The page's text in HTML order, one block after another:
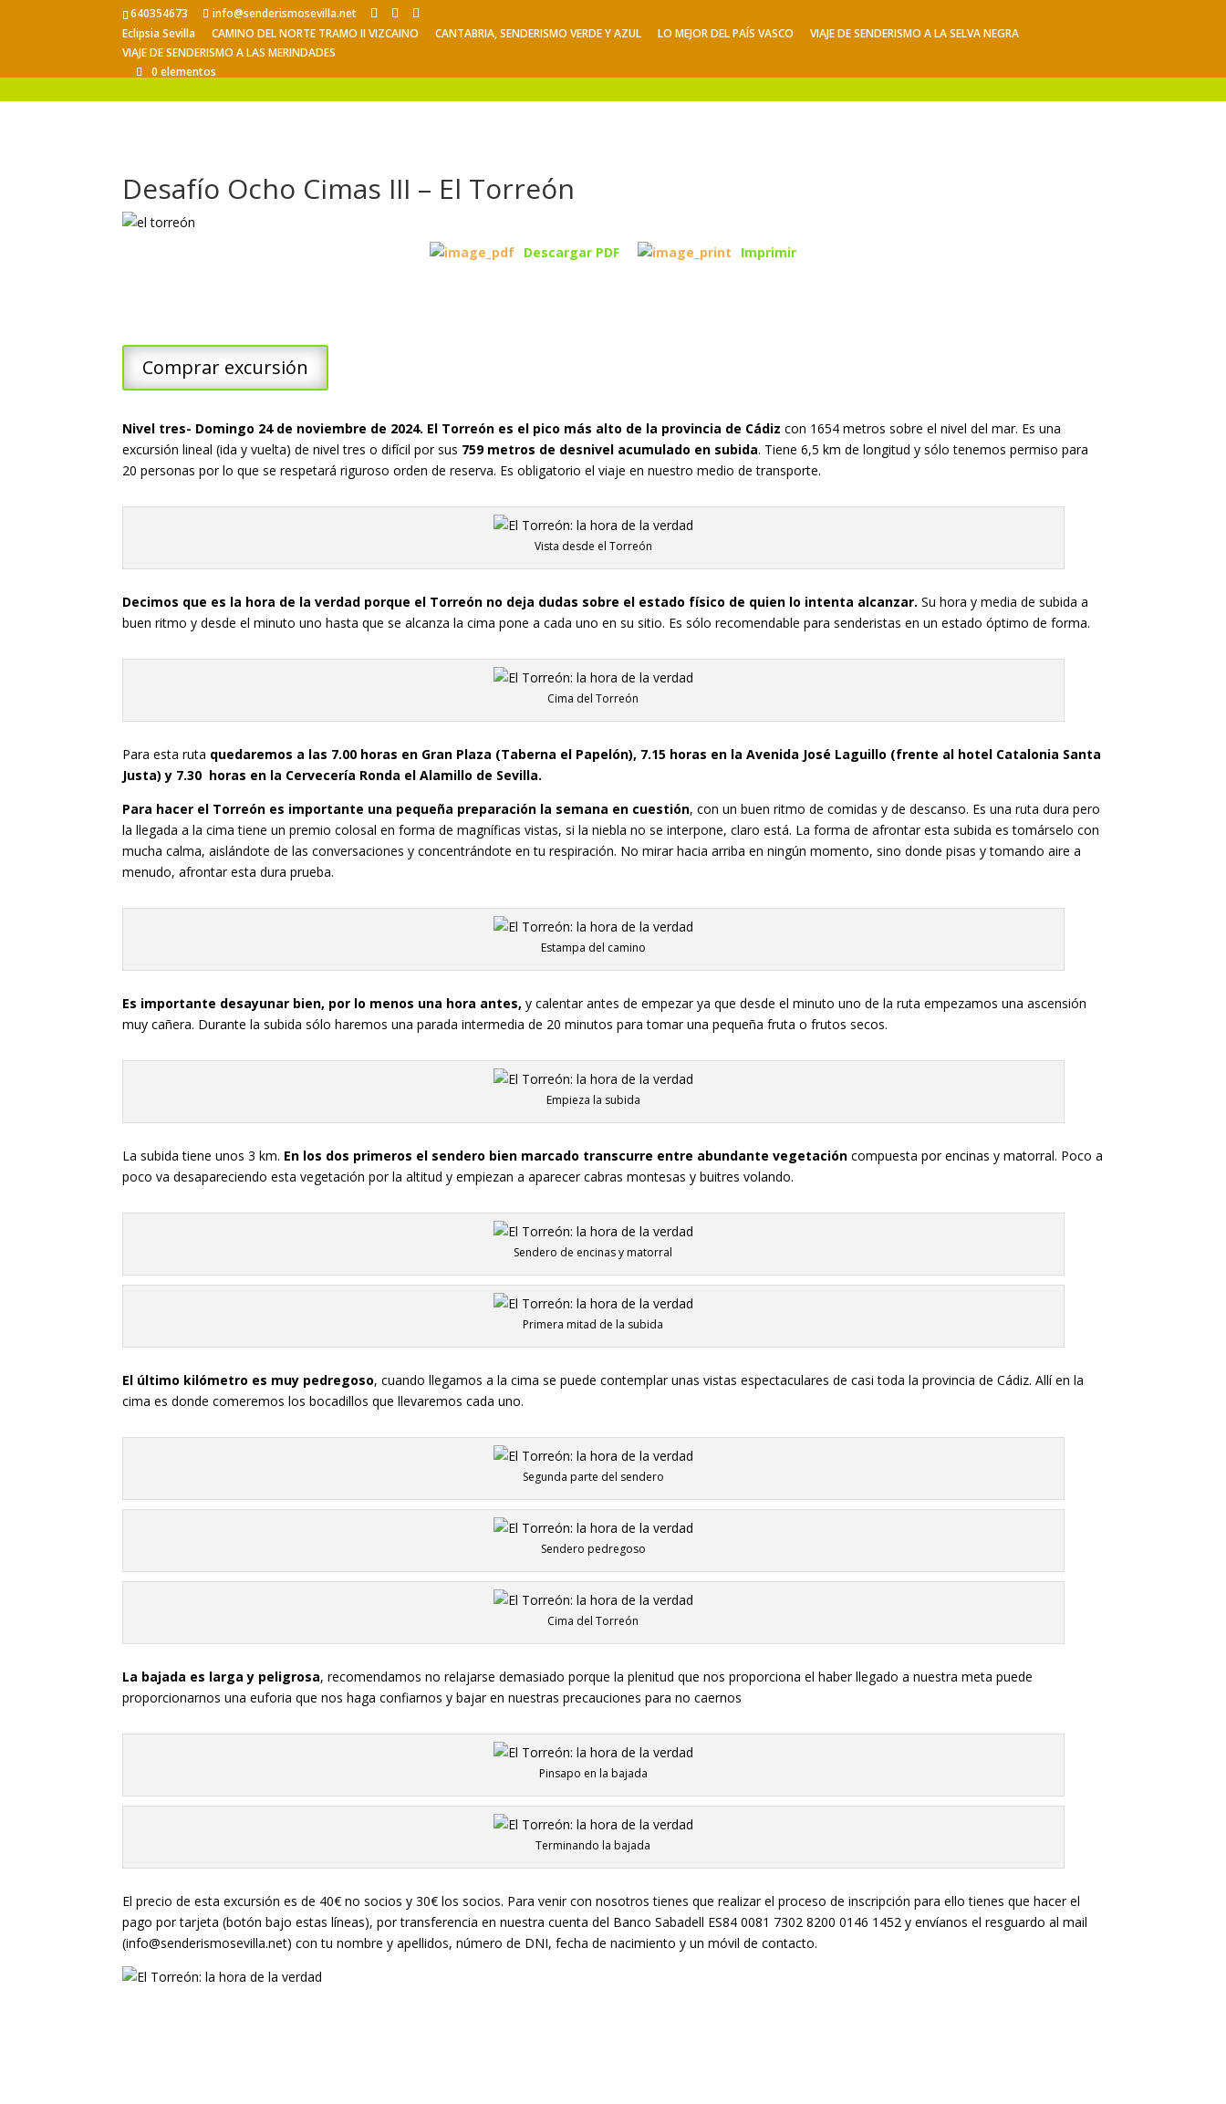
640354673
info@senderismosevilla.net
Eclipsia Sevilla
CAMINO DEL NORTE TRAMO II VIZCAINO CANTABRIA, SENDERISMO VERDE Y AZUL LO MEJOR DEL PAÍS VASCO
VIAJE DE SENDERISMO A LA SELVA NEGRA
VIAJE DE SENDERISMO A LAS MERINDADES
0 elementos
Desafío Ocho Cimas III – El Torreón
Descargar PDF Imprimir
Comprar excursión
Nivel tres- Domingo 24 de noviembre de 2024. El Torreón es el pico más alto de la provincia de Cádizcon 1654 metros sobre el nivel del mar. Es una
excursión lineal (ida y vuelta) de nivel tres o difícil por sus 759 metros de desnivel acumulado en subida. Tiene 6,5 km de longitud y sólo tenemos permiso para
20 personas por lo que se respetará riguroso orden de reserva. Es obligatorio el viaje en nuestro medio de transporte.
Vista desde el Torreón
Decimos que es la hora de la verdad porque el Torreón no deja dudas sobre el estado físico de quien lo intenta alcanzar. Su hora y media de subida a
buen ritmo y desde el minuto uno hasta que se alcanza la cima pone a cada uno en su sitio. Es sólo recomendable para senderistas en un estado óptimo de forma.
Cima del Torreón
Para esta ruta quedaremos a las 7.00 horas en Gran Plaza (Taberna el Papelón), 7.15 horas en la Avenida José Laguillo (frente al hotel Catalonia Santa
Justa) y 7.30 horas en la Cervecería Ronda el Alamillo de Sevilla.
Para hacer el Torreón es importante una pequeña preparación la semana en cuestión, con un buen ritmo de comidas y de descanso. Es una ruta dura pero
la llegada a la cima tiene un premio colosal en forma de magníficas vistas, si la niebla no se interpone, claro está. La forma de afrontar esta subida es tomárselo con
mucha calma, aislándote de las conversaciones y concentrándote en tu respiración. No mirar hacia arriba en ningún momento, sino donde pisas y tomando aire a
menudo, afrontar esta dura prueba.
Estampa del camino
Es importante desayunar bien, por lo menos una hora antes, y calentar antes de empezar ya que desde el minuto uno de la ruta empezamos una ascensión
muy cañera. Durante la subida sólo haremos una parada intermedia de 20 minutos para tomar una pequeña fruta o frutos secos.
Empieza la subida
La subida tiene unos 3 km. En los dos primeros el sendero bien marcado transcurre entre abundante vegetación compuesta por encinas y matorral. Poco a
poco va desapareciendo esta vegetación por la altitud y empiezan a aparecer cabras montesas y buitres volando.
Sendero de encinas y matorral
Primera mitad de la subida
El último kilómetro es muy pedregoso, cuando llegamos a la cima se puede contemplar unas vistas espectaculares de casi toda la provincia de Cádiz. Allí en la
cima es donde comeremos los bocadillos que llevaremos cada uno.
Segunda parte del sendero
Sendero pedregoso
Cima del Torreón
La bajada es larga y peligrosa, recomendamos no relajarse demasiado porque la plenitud que nos proporciona el haber llegado a nuestra meta puede
proporcionarnos una euforia que nos haga confiarnos y bajar en nuestras precauciones para no caernos
Pinsapo en la bajada
Terminando la bajada
El precio de esta excursión es de 40€ no socios y 30€ los socios. Para venir con nosotros tienes que realizar el proceso de inscripción para ello tienes que hacer el
pago por tarjeta (botón bajo estas líneas), por transferencia en nuestra cuenta del Banco Sabadell ES84 0081 7302 8200 0146 1452 y envíanos el resguardo al mail
(info@senderismosevilla.net) con tu nombre y apellidos, número de DNI, fecha de nacimiento y un móvil de contacto.